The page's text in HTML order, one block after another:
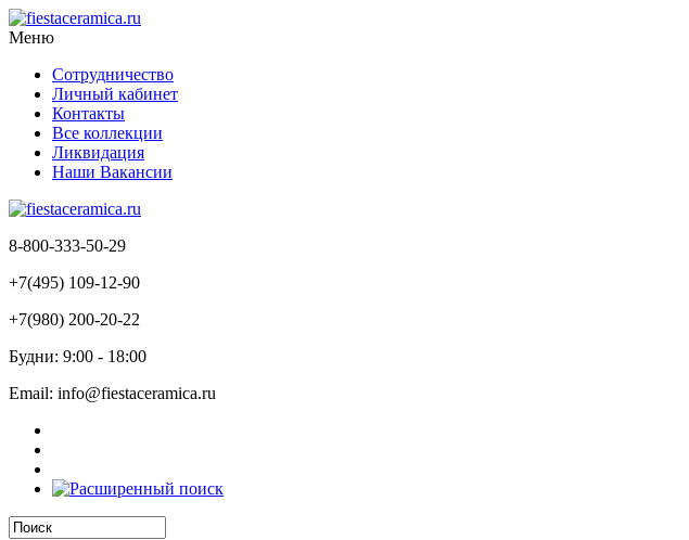
Меню
Сотрудничество
Личный кабинет
Контакты
Все коллекции
Ликвидация
Наши Вакансии
8-800-333-50-29
+7(495) 109-12-90
+7(980) 200-20-22
Будни: 9:00 - 18:00
Email: info@fiestaceramica.ru